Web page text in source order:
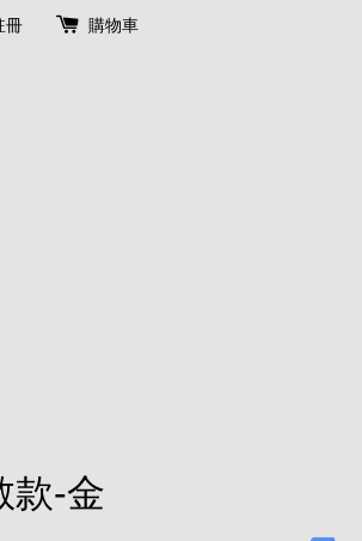
冊 購物車
款-金